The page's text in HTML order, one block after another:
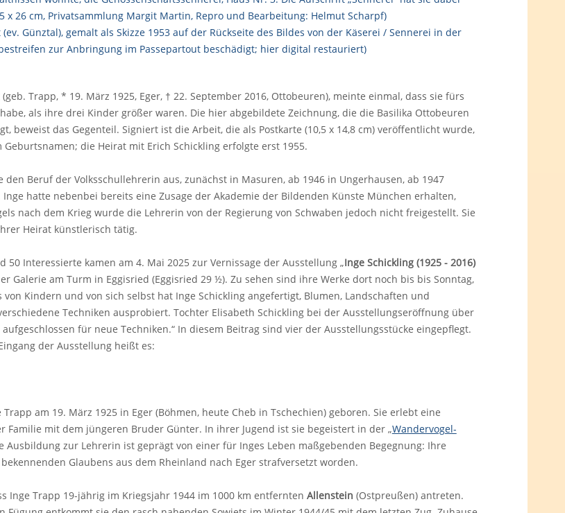
(geb. Trapp, * 19. März 1925, Eger, † 22. September 2016, Ottobeuren), meinte einmal, dass sie fürs
als ihre drei Kinder größer waren. Die hier abgebildete Zeichnung, die die Basilika Ottobeuren
beweist das Gegenteil. Signiert ist die Arbeit, die als Postkarte (10,5 x 14,8 cm) veröffentlicht wurde,
Geburtsnamen; die Heirat mit Erich Schickling erfolgte erst 1955.
den Beruf der Volksschullehrerin aus, zunächst in Masuren, ab 1946 in Ungerhausen, ab 1947
hatte nebenbei bereits eine Zusage der Akademie der Bildenden Künste München erhalten,
nach dem Krieg wurde die Lehrerin von der Regierung von Schwaben jedoch nicht freigestellt. Sie
Heirat künstlerisch tätig.
50 Interessierte kamen am 4. Mai 2025 zur Vernissage der Ausstellung „Inge Schickling (1925 - 2016)
Galerie am Turm in Eggisried (Eggisried 29 ½). Zu sehen sind ihre Werke dort noch bis bis Sonntag,
von Kindern und von sich selbst hat Inge Schickling angefertigt, Blumen, Landschaften und
Techniken ausprobiert. Tochter Elisabeth Schickling bei der Ausstellungseröffnung über
für neue Techniken.“ In diesem Beitrag sind vier der Ausstellungsstücke eingepflegt.
der Ausstellung heißt es:
am 19. März 1925 in Eger (Böhmen, heute Cheb in Tschechien) geboren. Sie erlebt eine
Familie mit dem jüngeren Bruder Günter. In ihrer Jugend ist sie begeistert in der „Wandervogel-
Ausbildung zur Lehrerin ist geprägt von einer für Inges Leben maßgebenden Begegnung: Ihre
Glaubens aus dem Rheinland nach Eger strafversetzt worden.
Inge Trapp 19-jährig im Kriegsjahr 1944 im 1000 km entfernten Allenstein (Ostpreußen) antreten.